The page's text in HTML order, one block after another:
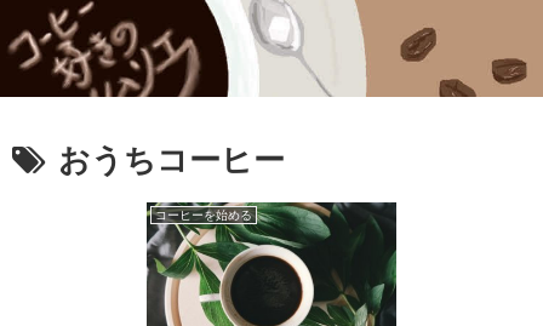
おうちコーヒー
コーヒーを始める